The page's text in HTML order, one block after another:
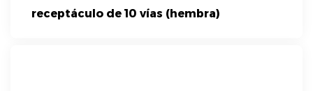
receptáculo de 10 vías (hembra)